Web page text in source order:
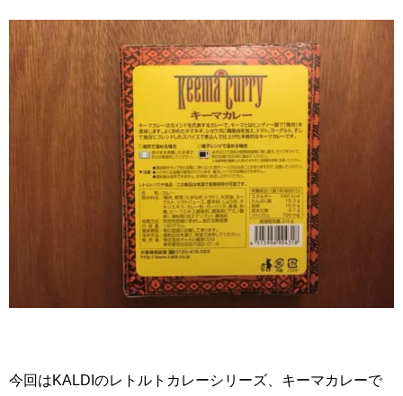
今回はKALDIのレトルトカレーシリーズ、キーマカレーで